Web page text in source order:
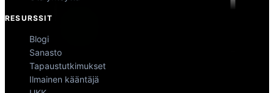
RESURSSIT
Blogi
Sanasto
Tapaustutkimukset
Ilmainen kääntäjä